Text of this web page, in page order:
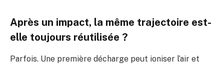
Après un impact, la même trajectoire est-
elle toujours réutilisée ?
Parfois. Une première décharge peut ioniser l’air et